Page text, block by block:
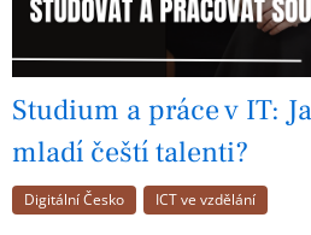
Studium a práce v IT:
mladí čeští talenti?
Digitální Česko ICT ve vzdělání